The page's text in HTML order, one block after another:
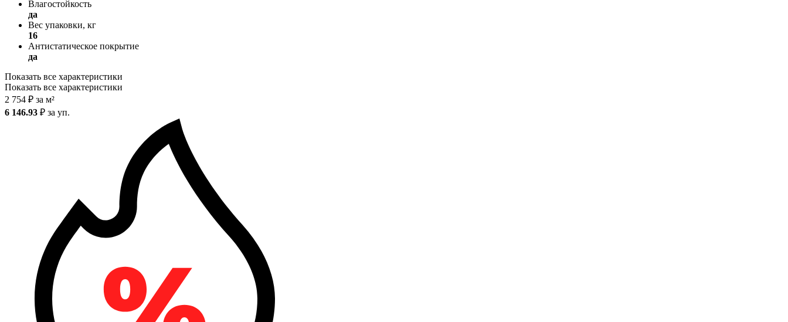
Влагостойкость
да
Вес упаковки, кг
16
Антистатическое покрытие
да
Показать все характеристики
Показать все характеристики
2 754 ₽ за м²
6 146.93 ₽ за уп.